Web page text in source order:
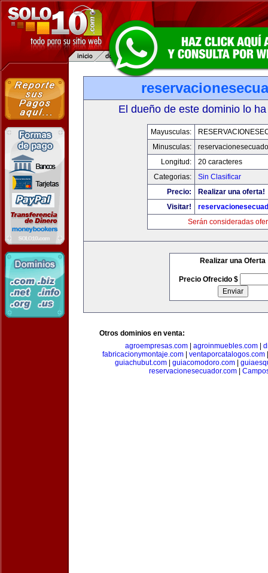
El dueño de este dominio lo
Mayusculas:
Minusculas:
Longitud:
20 caracteres
Categorias:
Sin Clasificar
Precio:
Realizar una oferta!
Visitar!
Serán consideradas
Realizar una Oferta
Precio Ofrecido $
Otros dominios en venta:
agroempresas.com| agroinmuebles.com|
fabricacionymontaje.com| ventaporcatalogos.com
guiachubut.com
guiacomodoro.com
reservacionesecuador.com